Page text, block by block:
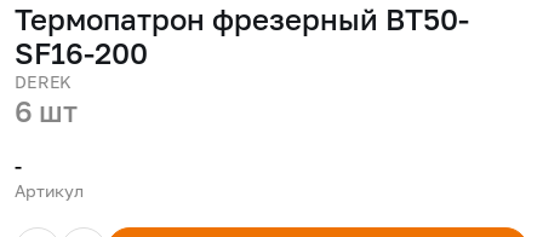
Термопатрон фрезерный BT50-
SF16-200
DEREK
6 шт
-
Артикул